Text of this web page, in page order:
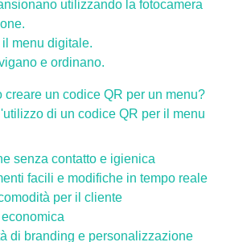
utilizzando la fotocamera
il menu digitale.
e ordinano.
creare un codice QR per un menu?
di un codice QR per il menu
senza contatto e igienica
facili e modifiche in tempo reale
per il cliente
di branding e personalizzazione